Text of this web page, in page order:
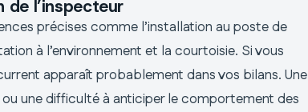
de l’inspecteur
précises comme l’installation au poste de
à l’environnement et la courtoisie. Si vous
apparaît probablement dans vos bilans. Une
une difficulté à anticiper le comportement des